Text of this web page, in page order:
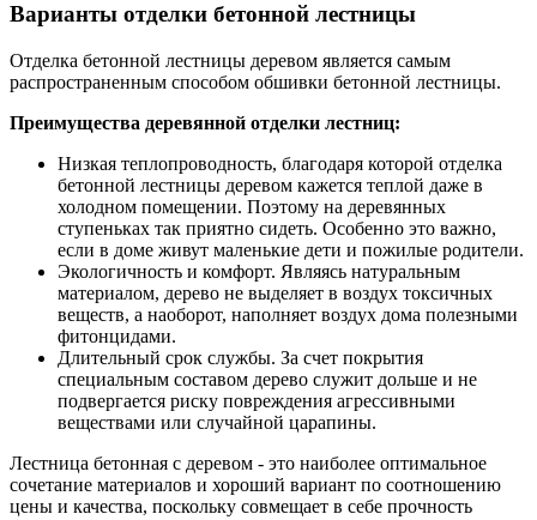
Варианты отделки бетонной лестницы
Отделка бетонной лестницы деревом является самым
распространенным способом обшивки бетонной лестницы.
Преимущества деревянной отделки лестниц:
Низкая теплопроводность, благодаря которой отделка
бетонной лестницы деревом кажется теплой даже в
холодном помещении. Поэтому на деревянных
ступеньках так приятно сидеть. Особенно это важно,
если в доме живут маленькие дети и пожилые родители.
Экологичность и комфорт. Являясь натуральным
материалом, дерево не выделяет в воздух токсичных
веществ, а наоборот, наполняет воздух дома полезными
фитонцидами.
Длительный срок службы. За счет покрытия
специальным составом дерево служит дольше и не
подвергается риску повреждения агрессивными
веществами или случайной царапины.
Лестница бетонная с деревом - это наиболее оптимальное
сочетание материалов и хороший вариант по соотношению
цены и качества, поскольку совмещает в себе прочность